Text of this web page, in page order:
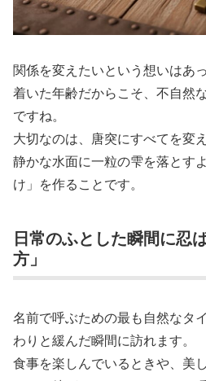
関係を変えたいという想いはあ
着いた年齢だからこそ、不自然
ですね。
大切なのは、唐突にすべてを変
静かな水面に一粒の雫を落とす
け」を作ることです。
日常のふとした瞬間に忍
方」
名前で呼ぶための最も自然なタ
わりと緩んだ瞬間に訪れます。
食事を楽しんでいるときや、美